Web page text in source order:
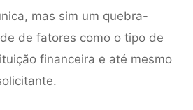
mas sim um quebra-
de fatores como o tipo de
financeira e até mesmo